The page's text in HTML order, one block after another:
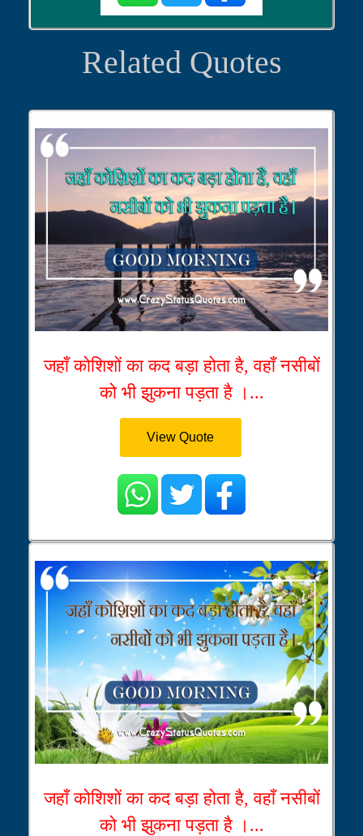
Related Quotes
जहाँ कोशिशों का कद बड़ा होता है, वहाँ नसीबों
को भी झुकना पड़ता है ।...
View Quote
जहाँ कोशिशों का कद बड़ा होता है, वहाँ नसीबों
को भी झुकना पड़ता है ।...